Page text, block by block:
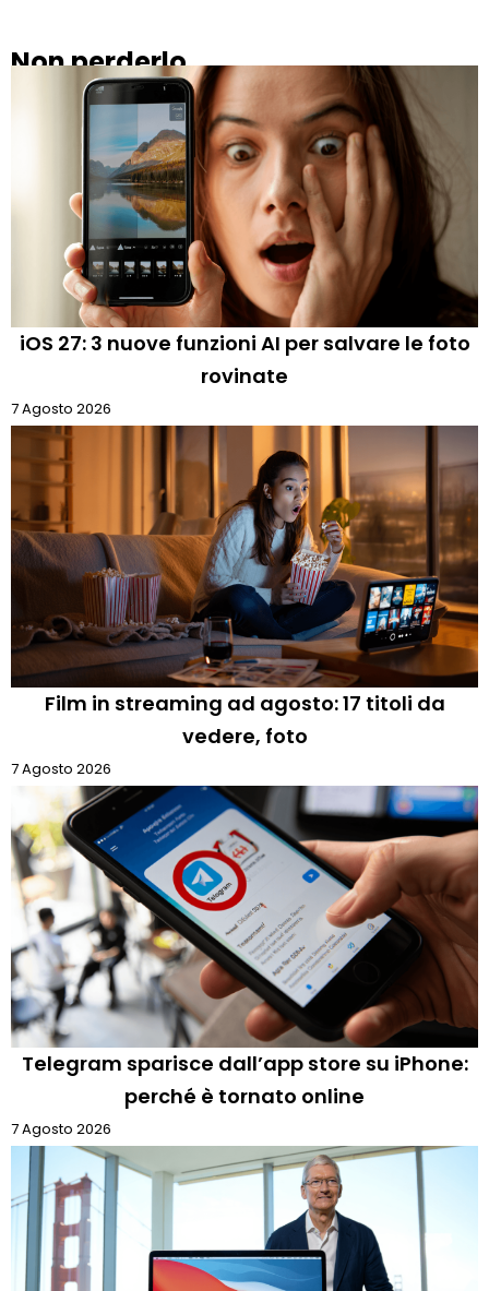
Non perderlo
iOS 27: 3 nuove funzioni AI per salvare le foto
rovinate
7 Agosto 2026
Film in streaming ad agosto: 17 titoli da
vedere, foto
7 Agosto 2026
Telegram sparisce dall’app store su iPhone:
perché è tornato online
7 Agosto 2026